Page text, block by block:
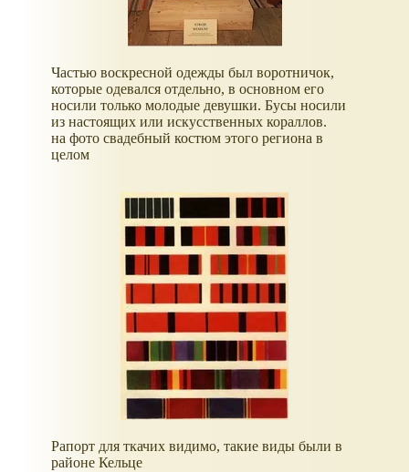
Частью воскресной одежды был воротничок,
которые одевался отдельно, в основном его
носили только молодые девушки. Бусы носили
из настоящих или искусственных кораллов.
на фото свадебный костюм этого региона в
целом
Рапорт для ткачих видимо, такие виды были в
районе Кельце